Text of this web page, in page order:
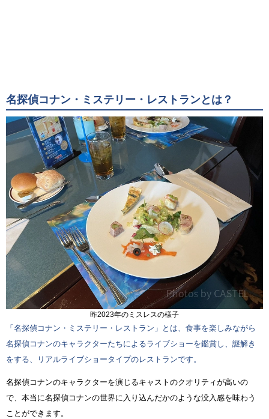
名探偵コナン・ミステリー・レストランとは？
昨2023年のミスレスの様子
「名探偵コナン・ミステリー・レストラン」とは、食事を楽しみながら
名探偵コナンのキャラクターたちによるライブショーを鑑賞し、謎解き
をする、リアルライブショータイプのレストランです。
名探偵コナンのキャラクターを演じるキャストのクオリティが高いの
で、本当に名探偵コナンの世界に入り込んだかのような没入感を味わう
ことができます。